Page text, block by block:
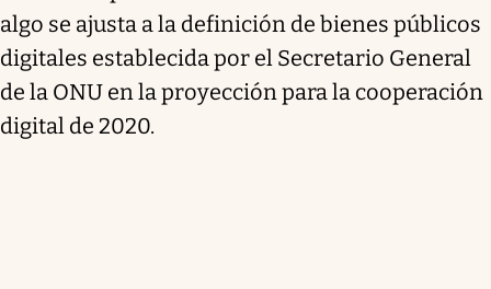
algo se ajusta a la definición de bienes públicos
digitales establecida por el Secretario General
de la ONU en la proyección para la cooperación
digital de 2020.